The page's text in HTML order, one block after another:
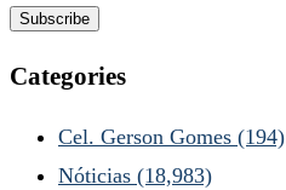
Categories
Cel. Gerson Gomes (194)
Nóticias (18,983)